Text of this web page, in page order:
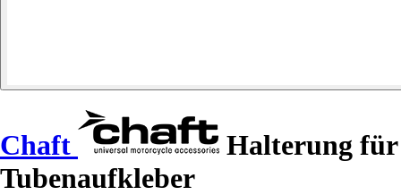
Chaft
Halterung für
Tubenaufkleber